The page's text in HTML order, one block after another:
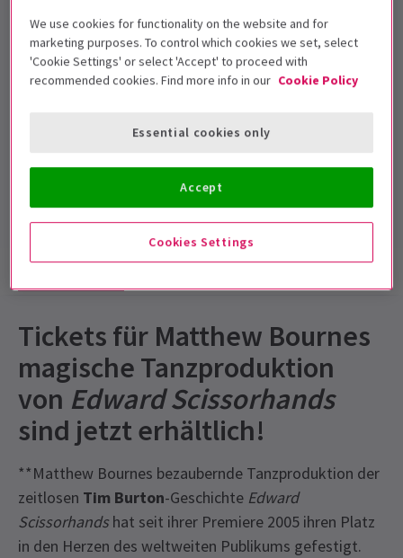
Vorstellungsdatum
5 December 2023 – 20 January 2024
Sadler's Wells
20 minute interval)
Show-Infos Barrierefreiheit Bewertungen
Tickets für Matthew Bournes
magische Tanzproduktion
von Edward Scissorhands
sind jetzt erhältlich!
**Matthew Bournes bezaubernde Tanzproduktion der
zeitlosen Tim Burton-Geschichte Edward
Scissorhands hat seit ihrer Premiere 2005 ihren Platz
in den Herzen des weltweiten Publikums gefestigt.
We use cookies for functionality on the website and for
marketing purposes. To control which cookies we set, select
'Cookie Settings' or select 'Accept' to proceed with
recommended cookies. Find more info in our Cookie Policy
Cookies Settings
Essential cookies only
Accept